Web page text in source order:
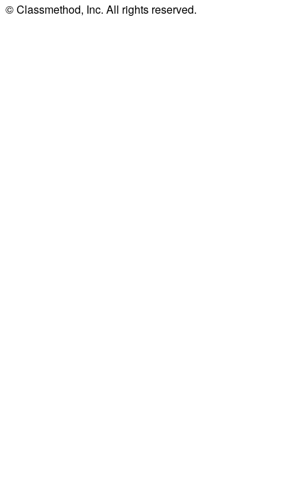
© Classmethod, Inc. All rights reserved.